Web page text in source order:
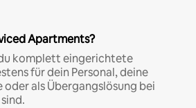
Apartments?
komplett eingerichtete
für dein Personal, deine
als Übergangslösung bei